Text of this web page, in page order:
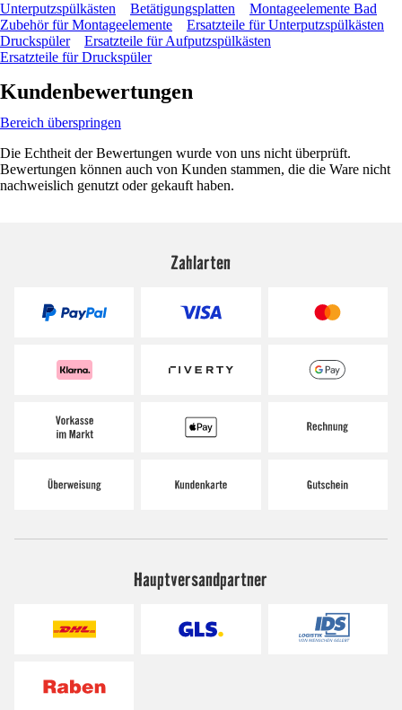
Unterputzspülkästen
Betätigungsplatten
Montageelemente Bad
Zubehör für Montageelemente
Ersatzteile für Unterputzspülkästen
Druckspüler
Ersatzteile für Aufputzspülkästen
Ersatzteile für Druckspüler
Kundenbewertungen
Bereich überspringen
Die Echtheit der Bewertungen wurde von uns nicht überprüft.
Bewertungen können auch von Kunden stammen, die die Ware nicht
nachweislich genutzt oder gekauft haben.
Zahlarten
Hauptversandpartner